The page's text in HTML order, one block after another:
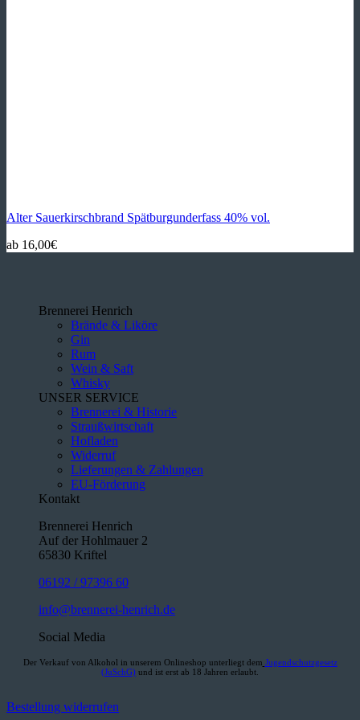
Alter Sauerkirschbrand Spätburgunderfass 40% vol.
ab 16,00€
Brennerei Henrich
Brände & Liköre
Gin
Rum
Wein & Saft
Whisky
UNSER SERVICE
Brennerei & Historie
Straußwirtschaft
Hofladen
Widerruf
Lieferungen & Zahlungen
EU-Förderung
Kontakt
Brennerei Henrich
Auf der Hohlmauer 2
65830 Kriftel
06192 / 97396 60
info@brennerei-henrich.de
Social Media
Der Verkauf von Alkohol in unserem Onlineshop unterliegt dem Jugendschutzgesetz
(JuSchG) und ist erst ab 18 Jahren erlaubt.
Bestellung widerrufen